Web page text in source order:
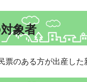
象者
票のある方が出産した